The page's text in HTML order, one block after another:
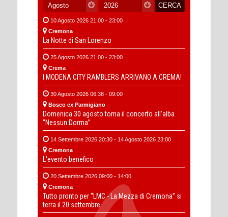
10 Agosto 2026 21:00 - 23:00
Cremona
La Notte di San Lorenzo
25 Agosto 2026 21:00 - 23:00
Crema
I MODENA CITY RAMBLERS ARRIVANO A CREMA!
30 Agosto 2026 06:38 - 09:00
Bosco ex Parmigiano
Domenica 30 agosto torna il concerto all’alba
“Nessun Dorma”
14 Settembre 2026 20:30 - 14 Agosto 2026 23:00
Cremona
L'evento benefico
20 Settembre 2026 09:00 - 14:00
Cremona
Tutto pronto per “LMC - La Mezza di Cremona” si
terra il 20 settembre